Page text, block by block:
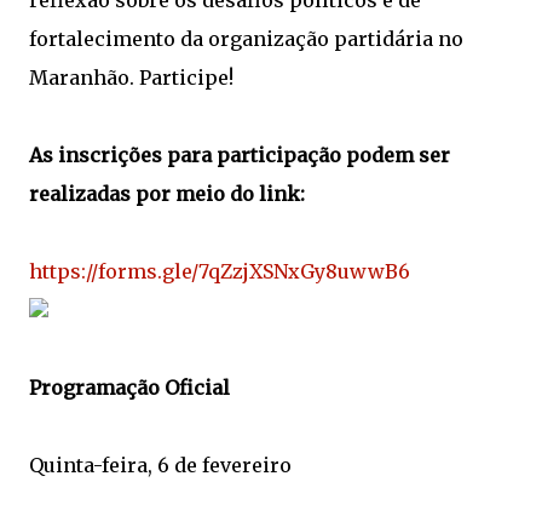
fortalecimento da organização partidária no
Maranhão. Participe!
As inscrições para participação podem ser
realizadas por meio do link:
https://forms.gle/7qZzjXSNxGy8uwwB6
Programação Oficial
Quinta-feira, 6 de fevereiro